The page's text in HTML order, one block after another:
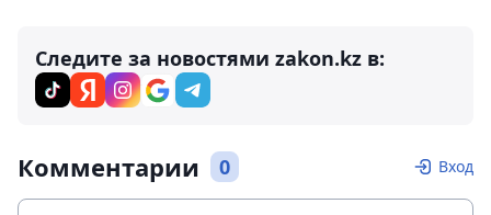
Следите за новостями zakon.kz в:
Комментарии 0 Вход